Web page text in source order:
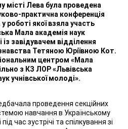
місті Лева була проведена
практична конференція
роботі якої взяла участь
Мала академія наук
із завідувачем відділення
Тетяною Юріївною Кот.
центром «Мала
з КЗ ЛОР «Львівська
учнівської молоді».
проведення секційних
навчання в Українському
час зустрічі та спілкування зі